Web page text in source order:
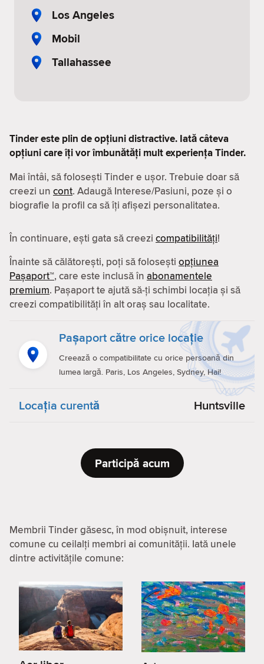
Los Angeles
Mobil
Tallahassee
Tinder este plin de opțiuni distractive. Iată câteva
opțiuni care îți vor îmbunătăți mult experiența Tinder.
Mai întâi, să folosești Tinder e ușor. Trebuie doar să
creezi un cont. Adaugă Interese/Pasiuni, poze și o
biografie la profil ca să îți afișezi personalitatea.
În continuare, ești gata să creezi compatibilităţi!
Înainte să călătorești, poți să folosești opțiunea
Pașaport™, care este inclusă în abonamentele
premium. Pașaport te ajută să-ți schimbi locația și să
creezi compatibilităţi în alt oraș sau localitate.
Pașaport către orice locație
Creează o compatibilitate cu orice persoană din
lumea largă. Paris, Los Angeles, Sydney, Hai!
Locaţia curentă Huntsville
Participă acum
Membrii Tinder găsesc, în mod obișnuit, interese
comune cu ceilalți membri ai comunității. Iată unele
dintre activitățile comune: